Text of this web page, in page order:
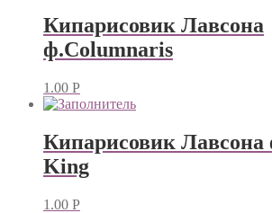
Кипарисовик Лавсона
ф.Columnaris
1.00 Р
Кипарисовик Лавсона
King
1.00 Р